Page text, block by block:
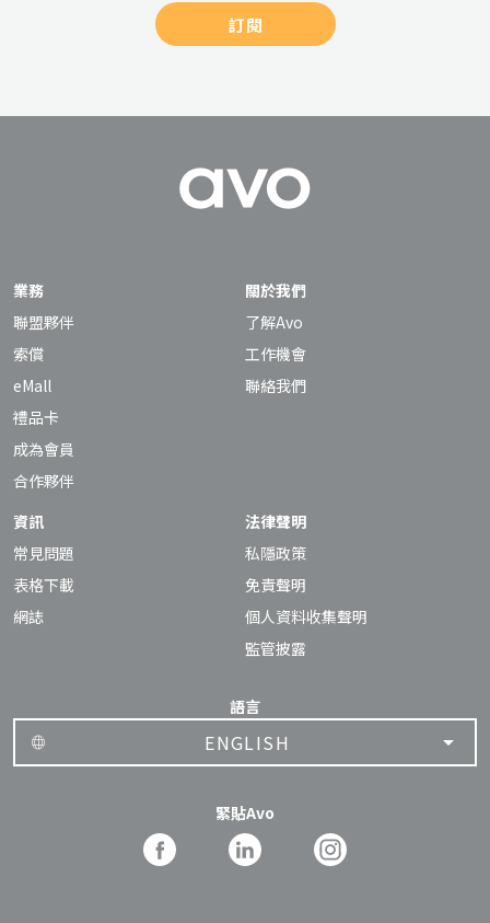
訂閱
業務
聯盟夥伴
索償
eMall
禮品卡
成為會員
合作夥伴
關於我們
了解Avo
工作機會
聯絡我們
資訊
常見問題
表格下載
網誌
法律聲明
私隱政策
免責聲明
個人資料收集聲明
監管披露
語言
ENGLISH
緊貼Avo